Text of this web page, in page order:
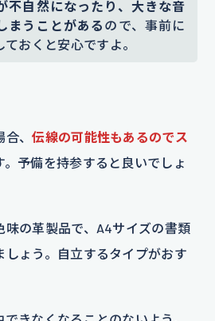
不自然になったり、大きな音
まうことがある ので、事前に
おくと安心ですよ。
合、伝線の可能性もあるのでス
。予備を持参すると良いでしょ
味の革製品で、A4サイズの書類
ょう。自立するタイプがおす